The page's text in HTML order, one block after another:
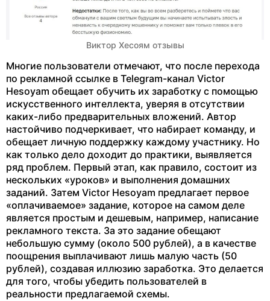
Виктор Хесоям отзывы
Многие пользователи отмечают, что после перехода
по рекламной ссылке в Telegram-канал Victor
Hesoyam обещает обучить их заработку с помощью
искусственного интеллекта, уверяя в отсутствии
каких-либо предварительных вложений. Автор
настойчиво подчеркивает, что набирает команду, и
обещает личную поддержку каждому участнику. Но
как только дело доходит до практики, выявляется
ряд проблем. Первый этап, как правило, состоит из
нескольких «уроков» и выполнения домашних
заданий. Затем Victor Hesoyam предлагает первое
«оплачиваемое» задание, которое на самом деле
является простым и дешевым, например, написание
рекламного текста. За это задание обещают
небольшую сумму (около 500 рублей), а в качестве
поощрения выплачивают лишь малую часть (50
рублей), создавая иллюзию заработка. Это делается
для того, чтобы убедить пользователей в
реальности предлагаемой схемы.